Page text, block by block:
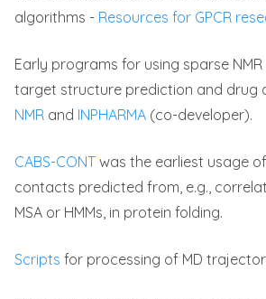
algorithms - Resources for GPCR
Early programs for using sparse
target structure prediction and drug
NMR and INPHARMA (co-developer).
CABS-CONT was the earliest usage
contacts predicted from, e.g.,
MSA or HMMs, in protein folding.
Scripts for processing of MD